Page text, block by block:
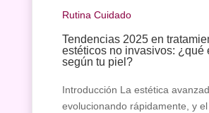
Facial
Tratamiento
Corporal
Depilación
Rutina Cuidado
Tendencias 2025 en
estéticos no invasivos: ¿qué
según tu piel?
Introducción La estética
evolucionando rápidamente, y